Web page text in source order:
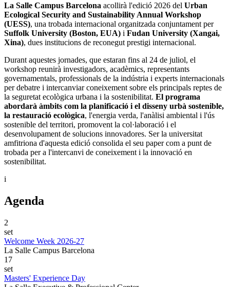
La Salle Campus Barcelona acollirà l'edició 2026 del Urban
Ecological Security and Sustainability Annual Workshop
(UESS), una trobada internacional organitzada conjuntament per
Suffolk University (Boston, EUA) i Fudan University (Xangai,
Xina), dues institucions de reconegut prestigi internacional.
Durant aquestes jornades, que estaran fins al 24 de juliol, el
workshop reunirà investigadors, acadèmics, representants
governamentals, professionals de la indústria i experts internacionals
per debatre i intercanviar coneixement sobre els principals reptes de
la seguretat ecològica urbana i la sostenibilitat. El programa
abordarà àmbits com la planificació i el disseny urbà sostenible,
la restauració ecològica, l'energia verda, l'anàlisi ambiental i l'ús
sostenible del territori, promovent la col·laboració i el
desenvolupament de solucions innovadores. Ser la universitat
amfitriona d'aquesta edició consolida el seu paper com a punt de
trobada per a l'intercanvi de coneixement i la innovació en
sostenibilitat.
i
Agenda
2
set
Welcome Week 2026-27
La Salle Campus Barcelona
17
set
Masters' Experience Day